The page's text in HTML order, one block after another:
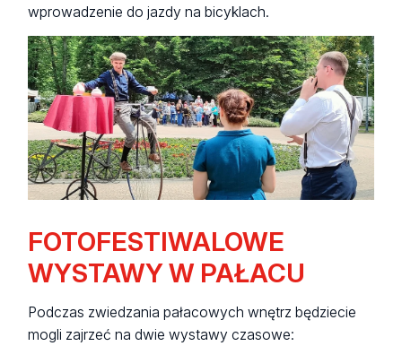
wprowadzenie do jazdy na bicyklach.
FOTOFESTIWALOWE
WYSTAWY W PAŁACU
Podczas zwiedzania pałacowych wnętrz będziecie
mogli zajrzeć na dwie wystawy czasowe: